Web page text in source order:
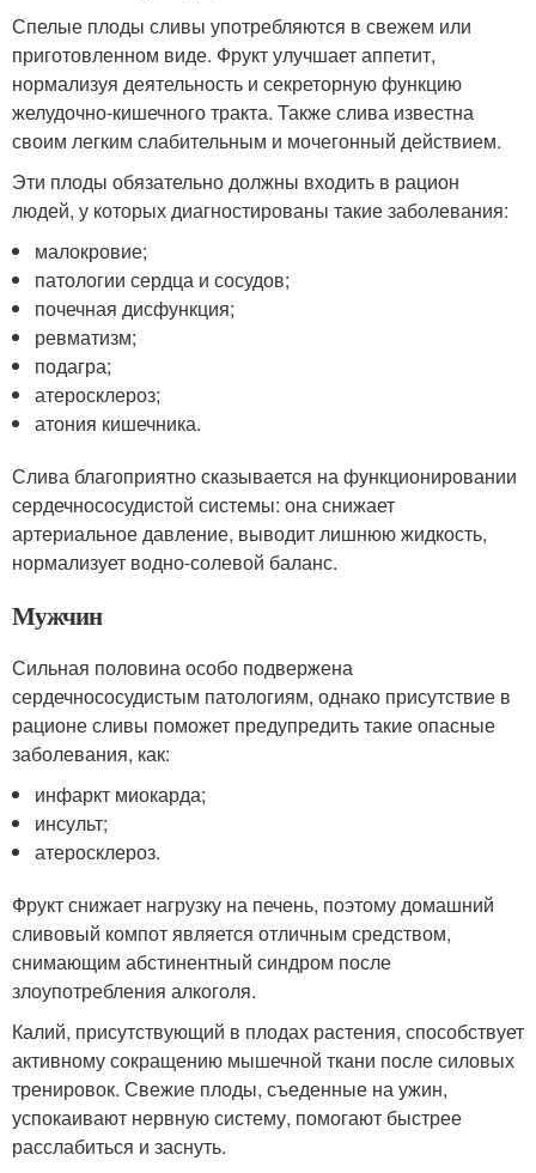
Спелые плоды сливы употребляются в свежем или
приготовленном виде. Фрукт улучшает аппетит,
нормализуя деятельность и секреторную функцию
желудочно-кишечного тракта. Также слива известна
своим легким слабительным и мочегонный действием.
Эти плоды обязательно должны входить в рацион
людей, у которых диагностированы такие заболевания:
малокровие;
патологии сердца и сосудов;
почечная дисфункция;
ревматизм;
подагра;
атеросклероз;
атония кишечника.
Слива благоприятно сказывается на функционировании
сердечнососудистой системы: она снижает
артериальное давление, выводит лишнюю жидкость,
нормализует водно-солевой баланс.
Мужчин
Сильная половина особо подвержена
сердечнососудистым патологиям, однако присутствие в
рационе сливы поможет предупредить такие опасные
заболевания, как:
инфаркт миокарда;
инсульт;
атеросклероз.
Фрукт снижает нагрузку на печень, поэтому домашний
сливовый компот является отличным средством,
снимающим абстинентный синдром после
злоупотребления алкоголя.
Калий, присутствующий в плодах растения, способствует
активному сокращению мышечной ткани после силовых
тренировок. Свежие плоды, съеденные на ужин,
успокаивают нервную систему, помогают быстрее
расслабиться и заснуть.